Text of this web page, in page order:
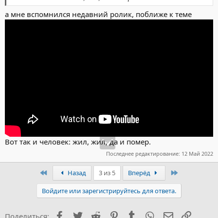
а мне вспомнился недавний ролик, поближе к теме
Вот так и человек: жил, жил, да и помер.
Последнее редактирование: 12 Май 2022
ПервыйНазад 3 из 5 Вперёд
Войдите или зарегистрируйтесь для ответа.
Поделиться: Facebook
Twitter Reddit PinterestTumblr WhatsApp